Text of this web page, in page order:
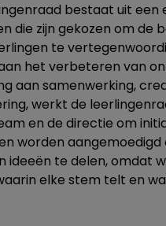
bestaat uit een
die zijn gekozen om de
te
het verbeteren van
aan samenwerking,
werkt de
en de directie om
worden
ideeën te delen, omdat
elke stem telt en